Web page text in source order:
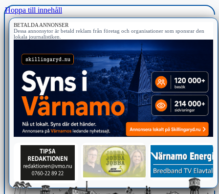
Hoppa till innehåll
BETALDA ANNONSER
Dessa annonsytor är betald reklam från företag och organisationer som sponsrar den
lokala journalistiken.